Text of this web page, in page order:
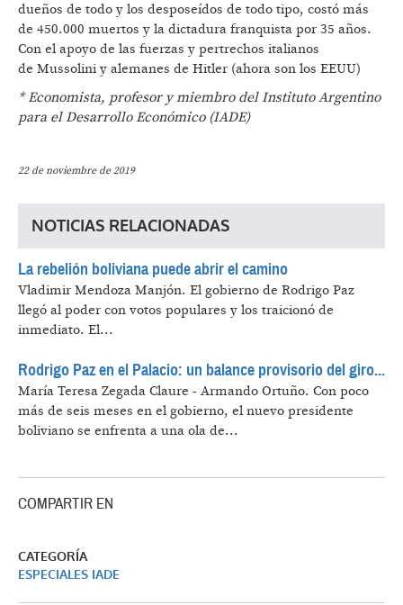
dueños de todo y los desposeídos de todo tipo, costó más
de 450.000 muertos y la dictadura franquista por 35 años.
Con el apoyo de las fuerzas y pertrechos italianos
de Mussolini y alemanes de Hitler (ahora son los EEUU)
* Economista, profesor y miembro del Instituto Argentino
para el Desarrollo Económico (IADE)
22 de noviembre de 2019
NOTICIAS RELACIONADAS
La rebelión boliviana puede abrir el camino
Vladimir Mendoza Manjón. El gobierno de Rodrigo Paz
llegó al poder con votos populares y los traicionó de
inmediato. El...
Rodrigo Paz en el Palacio: un balance provisorio del giro...
María Teresa Zegada Claure - Armando Ortuño. Con poco
más de seis meses en el gobierno, el nuevo presidente
boliviano se enfrenta a una ola de...
COMPARTIR EN
CATEGORÍA
ESPECIALES IADE